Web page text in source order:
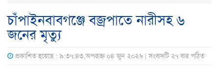
চাঁপাইনবাবগঞ্জে বজ্রপাতে নারীসহ ৬
জনের মৃত্যু
প্রকাশিত হয়েছে : ৯:৩৭:৪৩,অপরাহ্ন ০৪ জুন ২০২৬ | সংবাদটি ২৭ বার পঠিত